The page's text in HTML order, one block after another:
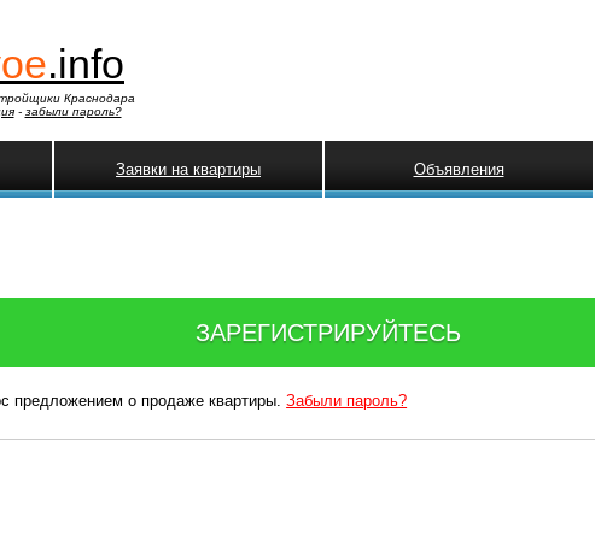
.info
Краснодара
- забыли пароль?
Заявки на квартиры Объявления
ЗАРЕГИСТРИРУЙТЕСЬ
предложением о продаже квартиры.Забыли пароль?